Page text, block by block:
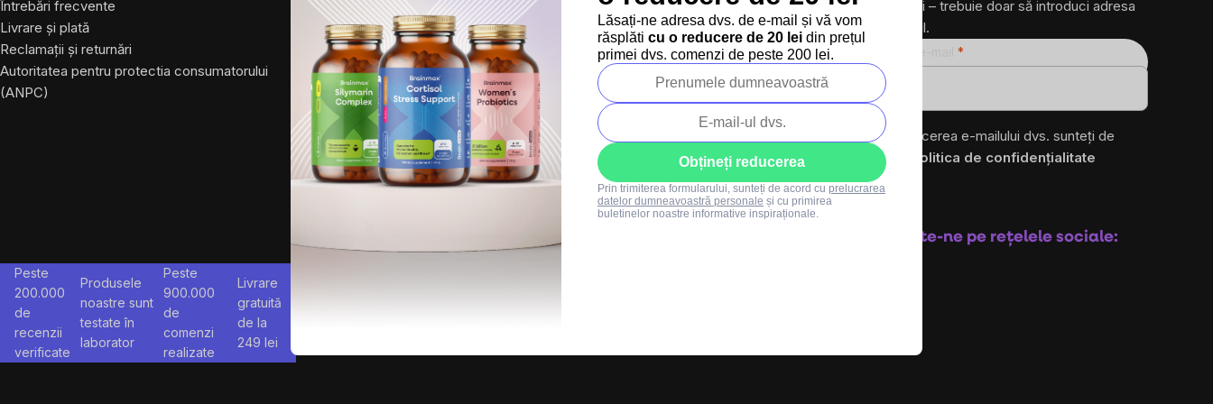
Întrebări frecvente
Livrare și plată
Reclamații și returnări
Autoritatea pentru protectia consumatorului
(ANPC)
Regulament SUMMER
SALE
+40 373 811 716
Luni-vineri: 8:00-16:00
info@brainmarket.ro
produse noi – trebuie doar să introduci adresa
ta de e-mail.
Prin introducerea e-mailului dvs. sunteți de
acord cu
politica de confidențialitate
Urmărește-ne pe rețelele sociale:
Peste
200.000
de
recenzii
verificate
Produsele
noastre sunt
testate în
laborator
Peste
900.000
de
comenzi
realizate
Livrare
gratuită
de la
249 lei
Lăsați-ne adresa dvs. de e-mail și vă vom
răsplăti cu o reducere de 20 lei din prețul
primei dvs. comenzi de peste 200 lei.
Obțineți reducerea
Prin trimiterea formularului, sunteți de acord cu prelucrarea
datelor dumneavoastră personale și cu primirea
buletinelor noastre informative inspiraționale.